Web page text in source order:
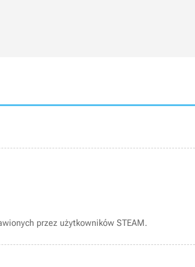
przez użytkowników STEAM.